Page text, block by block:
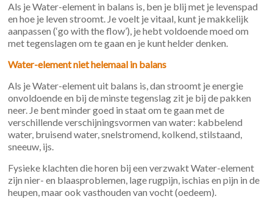
Als je Water-element in balans is, ben je blij met je levenspad
en hoe je leven stroomt. Je voelt je vitaal, kunt je makkelijk
aanpassen (‘go with the flow’), je hebt voldoende moed om
met tegenslagen om te gaan en je kunt helder denken.
Water-element niet helemaal in balans
Als je Water-element uit balans is, dan stroomt je energie
onvoldoende en bij de minste tegenslag zit je bij de pakken
neer. Je bent minder goed in staat om te gaan met de
verschillende verschijningsvormen van water: kabbelend
water, bruisend water, snelstromend, kolkend, stilstaand,
sneeuw, ijs.
Fysieke klachten die horen bij een verzwakt Water-element
zijn nier- en blaasproblemen, lage rugpijn, ischias en pijn in de
heupen, maar ook vasthouden van vocht (oedeem).